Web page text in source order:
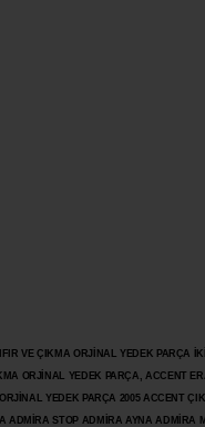
VE ÇIKMA ORJİNAL YEDEK PARÇA
ORJİNAL YEDEK PARÇA, ACCENT
YEDEK PARÇA 2005 ACCENT
ADMİRA STOP ADMİRA AYNA ADMİRA